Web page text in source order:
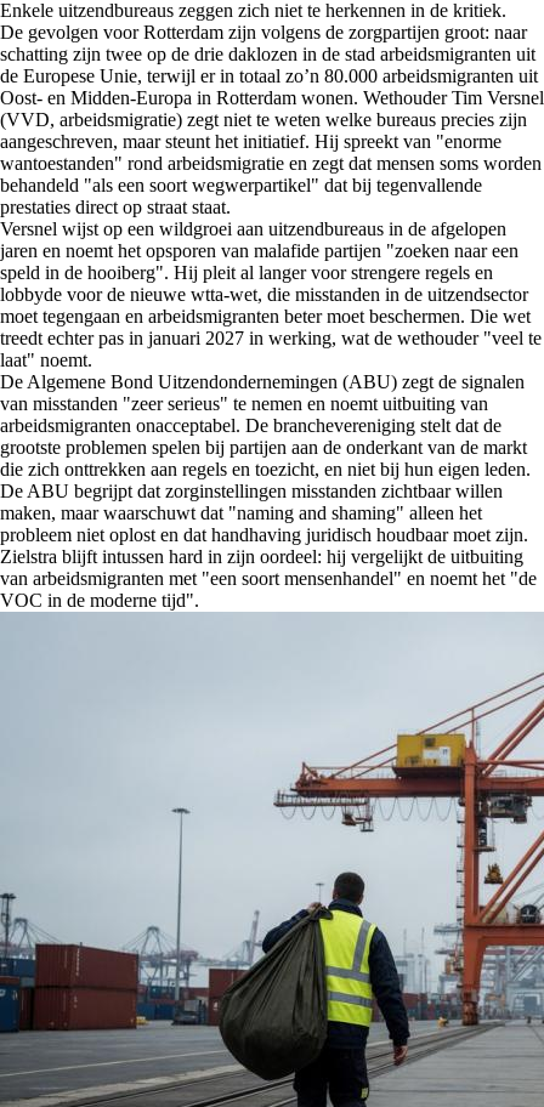
Enkele uitzendbureaus zeggen zich niet te herkennen in de kritiek.
De gevolgen voor Rotterdam zijn volgens de zorgpartijen groot: naar
schatting zijn twee op de drie daklozen in de stad arbeidsmigranten uit
de Europese Unie, terwijl er in totaal zo’n 80.000 arbeidsmigranten uit
Oost- en Midden-Europa in Rotterdam wonen. Wethouder Tim Versnel
(VVD, arbeidsmigratie) zegt niet te weten welke bureaus precies zijn
aangeschreven, maar steunt het initiatief. Hij spreekt van "enorme
wantoestanden" rond arbeidsmigratie en zegt dat mensen soms worden
behandeld "als een soort wegwerpartikel" dat bij tegenvallende
prestaties direct op straat staat.
Versnel wijst op een wildgroei aan uitzendbureaus in de afgelopen
jaren en noemt het opsporen van malafide partijen "zoeken naar een
speld in de hooiberg". Hij pleit al langer voor strengere regels en
lobbyde voor de nieuwe wtta-wet, die misstanden in de uitzendsector
moet tegengaan en arbeidsmigranten beter moet beschermen. Die wet
treedt echter pas in januari 2027 in werking, wat de wethouder "veel te
laat" noemt.
De Algemene Bond Uitzendondernemingen (ABU) zegt de signalen
van misstanden "zeer serieus" te nemen en noemt uitbuiting van
arbeidsmigranten onacceptabel. De branchevereniging stelt dat de
grootste problemen spelen bij partijen aan de onderkant van de markt
die zich onttrekken aan regels en toezicht, en niet bij hun eigen leden.
De ABU begrijpt dat zorginstellingen misstanden zichtbaar willen
maken, maar waarschuwt dat "naming and shaming" alleen het
probleem niet oplost en dat handhaving juridisch houdbaar moet zijn.
Zielstra blijft intussen hard in zijn oordeel: hij vergelijkt de uitbuiting
van arbeidsmigranten met "een soort mensenhandel" en noemt het "de
VOC in de moderne tijd".